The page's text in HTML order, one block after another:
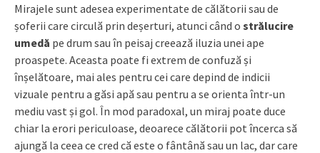
Mirajele sunt adesea experimentate de călătorii sau de
șoferii care circulă prin deșerturi, atunci când o strălucire
umedă pe drum sau în peisaj creează iluzia unei ape
proaspete. Aceasta poate fi extrem de confuză și
înșelătoare, mai ales pentru cei care depind de indicii
vizuale pentru a găsi apă sau pentru a se orienta într-un
mediu vast și gol. În mod paradoxal, un miraj poate duce
chiar la erori periculoase, deoarece călătorii pot încerca să
ajungă la ceea ce cred că este o fântână sau un lac, dar care